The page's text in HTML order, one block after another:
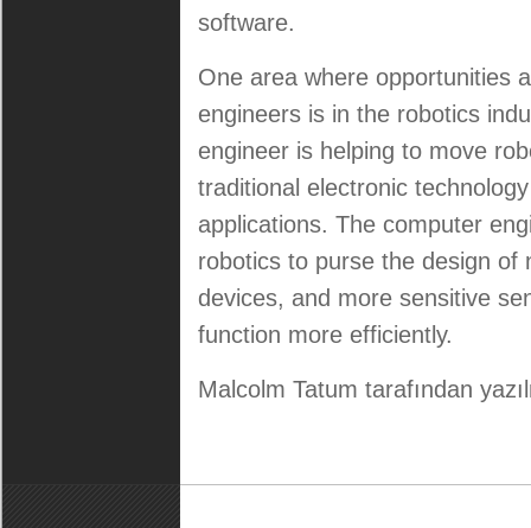
software.
One area where opportunities
engineers is in the robotics
engineer is helping to move
traditional electronic
applications. The computer
robotics to purse the design of
devices, and more sensitive
function more efficiently.
Malcolm Tatum tarafından